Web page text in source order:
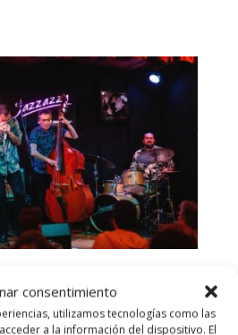
consentimiento
utilizamos tecnologías como las
a la información del dispositivo. El
Blues County